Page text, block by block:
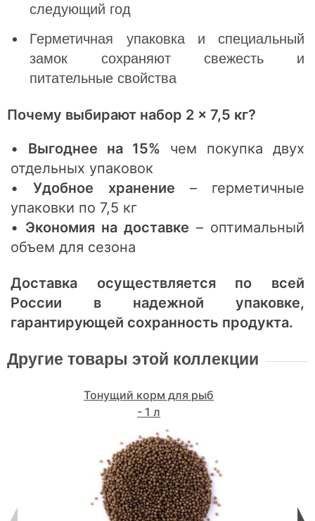
следующий год
Герметичная упаковка и специальный
замок сохраняют свежесть и
питательные свойства
Почему выбирают набор 2 × 7,5 кг?
• Выгоднее на 15% чем покупка двух
отдельных упаковок
•Удобное хранение – герметичные
упаковки по 7,5 кг
• Экономия на доставке – оптимальный
объем для сезона
Доставка осуществляется по всей
России в надежной упаковке,
гарантирующей сохранность продукта.
Другие товары этой коллекции
Тонущий корм для рыб
- 1 л